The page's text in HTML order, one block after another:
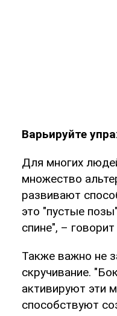
Варьируйте
Для многих
множество
развивают
это "пустые
спине", –
Также важно не
скручивание.
активируют эти
способствуют